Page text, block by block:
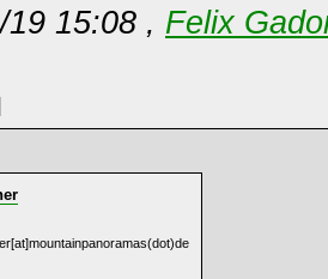
15:08 , Felix